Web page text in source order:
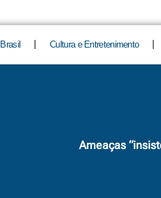
Brasil Cultura e Entretenimento
Ameaças